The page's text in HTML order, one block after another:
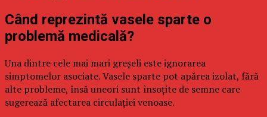
Când reprezintă vasele sparte o
problemă medicală?
Una dintre cele mai mari greșeli este ignorarea
simptomelor asociate. Vasele sparte pot apărea izolat, fără
alte probleme, însă uneori sunt însoțite de semne care
sugerează afectarea circulației venoase.